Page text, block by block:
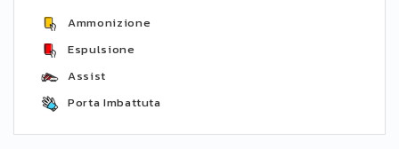
Ammonizione
Espulsione
Assist
Porta Imbattuta